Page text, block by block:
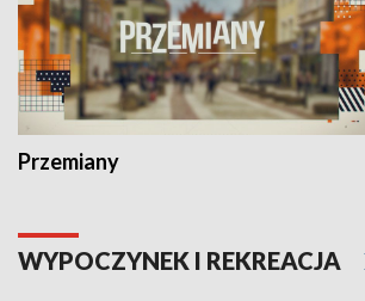
Przemiany
WYPOCZYNEK I REKREACJA